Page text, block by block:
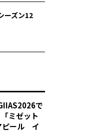
ーズン12
で
ミゼット
ピール イ